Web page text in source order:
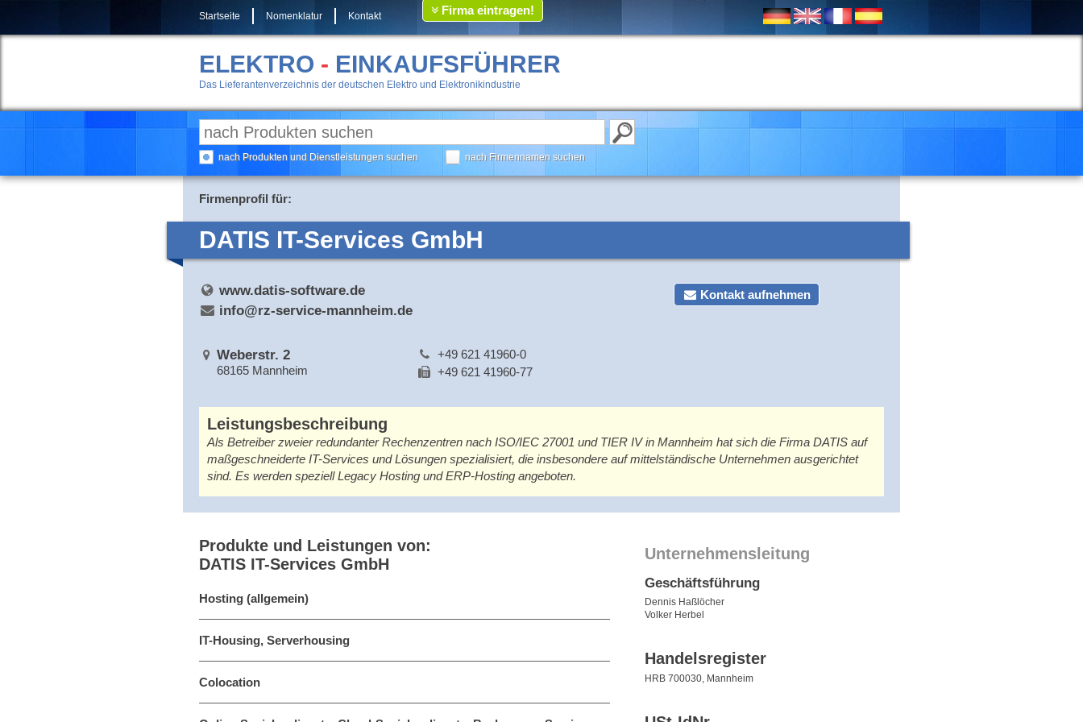
Startseite Nomenklatur Kontakt Firma eintragen!
ELEKTRO - EINKAUFSFÜHRER
Das Lieferantenverzeichnis der deutschen Elektro und Elektronikindustrie
nach Produkten und Dienstleistungen suchen nach Firmennamen suchen
Firmenprofil für:
DATIS IT-Services GmbH
Kontakt aufnehmen
www.datis-software.de
info@rz-service-mannheim.de
Weberstr. 2
68165 Mannheim
+49 621 41960-0
+49 621 41960-77
Leistungsbeschreibung
Als Betreiber zweier redundanter Rechenzentren nach ISO/IEC 27001 und TIER IV in Mannheim hat sich die Firma DATIS auf
maßgeschneiderte IT-Services und Lösungen spezialisiert, die insbesondere auf mittelständische Unternehmen ausgerichtet
sind. Es werden speziell Legacy Hosting und ERP-Hosting angeboten.
Produkte und Leistungen von:
DATIS IT-Services GmbH
Hosting (allgemein)
IT-Housing, Serverhousing
Colocation
Unternehmensleitung
Geschäftsführung
Dennis Haßlöcher
Volker Herbel
Handelsregister
HRB 700030, Mannheim